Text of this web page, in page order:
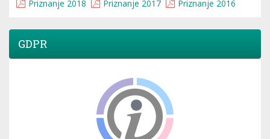
Priznanje 2018
Priznanje 2017 Priznanje 2016
GDPR